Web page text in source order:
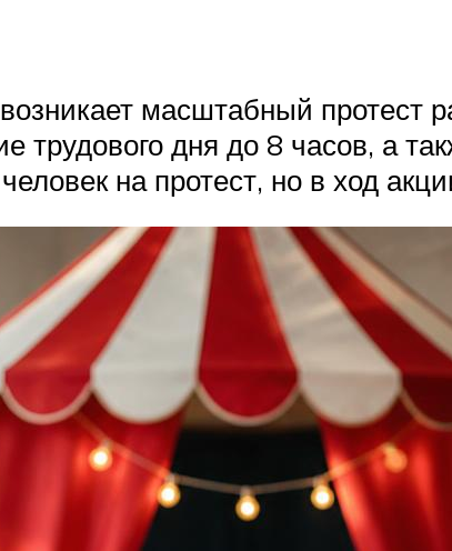
масштабный протест
трудового дня до 8 часов, а
на протест, но в ход